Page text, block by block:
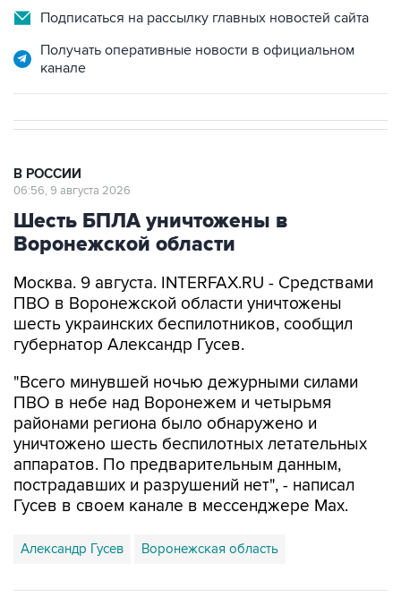
Подписаться на рассылку главных новостей сайта
Получать оперативные новости в официальном
канале
В РОССИИ
06:56, 9 августа 2026
Шесть БПЛА уничтожены в
Воронежской области
Москва. 9 августа. INTERFAX.RU - Средствами
ПВО в Воронежской области уничтожены
шесть украинских беспилотников, сообщил
губернатор Александр Гусев.
"Всего минувшей ночью дежурными силами
ПВО в небе над Воронежем и четырьмя
районами региона было обнаружено и
уничтожено шесть беспилотных летательных
аппаратов. По предварительным данным,
пострадавших и разрушений нет", - написал
Гусев в своем канале в мессенджере Max.
Александр Гусев Воронежская область